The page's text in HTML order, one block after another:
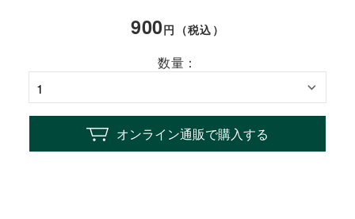
900円（税込）
数量：
オンライン通販で購入する